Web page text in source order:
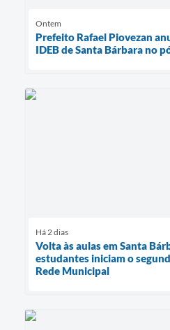
Ontem
Prefeito Rafael Piovezan
IDEB de Santa Bárbara no
Há 2 dias
Volta às aulas em Santa
estudantes iniciam o
Rede Municipal